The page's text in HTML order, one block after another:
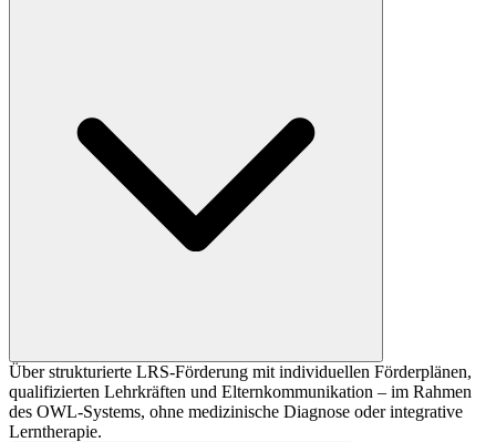
Über strukturierte LRS-Förderung mit individuellen Förderplänen,
qualifizierten Lehrkräften und Elternkommunikation – im Rahmen
des OWL-Systems, ohne medizinische Diagnose oder integrative
Lerntherapie.